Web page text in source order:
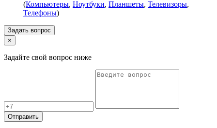
(Компьютеры, Ноутбуки, Планшеты, Телевизоры,
Телефоны)
Задать вопрос
×
Задайте свой вопрос ниже
Отправить